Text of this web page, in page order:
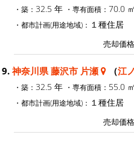
・築： 32.5 年 ・専有面積： 70.0 ㎡
・都市計画(用途地域)： １種住居
売却価格
9. 神奈川県 藤沢市 片瀬 （江
・築： 32.5 年 ・専有面積： 55.0 ㎡
・都市計画(用途地域)： １種住居
売却価格